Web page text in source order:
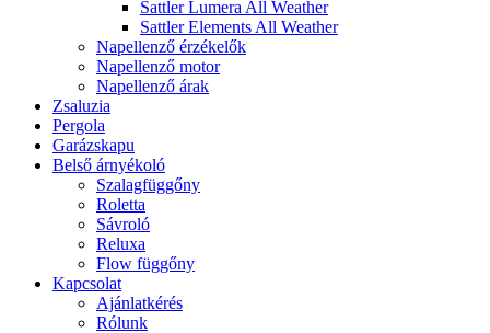
Sattler Lumera All Weather
Sattler Elements All Weather
Napellenző érzékelők
Napellenző motor
Napellenző árak
Zsaluzia
Pergola
Garázskapu
Belső árnyékoló
Szalagfüggőny
Roletta
Sávroló
Reluxa
Flow függőny
Kapcsolat
Ajánlatkérés
Rólunk